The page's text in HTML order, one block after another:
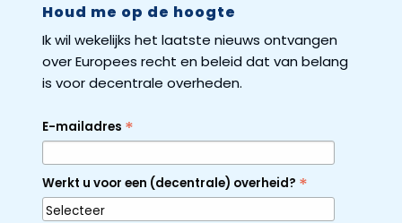
Houd me op de hoogte
Ik wil wekelijks het laatste nieuws ontvangen
over Europees recht en beleid dat van belang
is voor decentrale overheden.
E-mailadres *
Werkt u voor een (decentrale) overheid? *